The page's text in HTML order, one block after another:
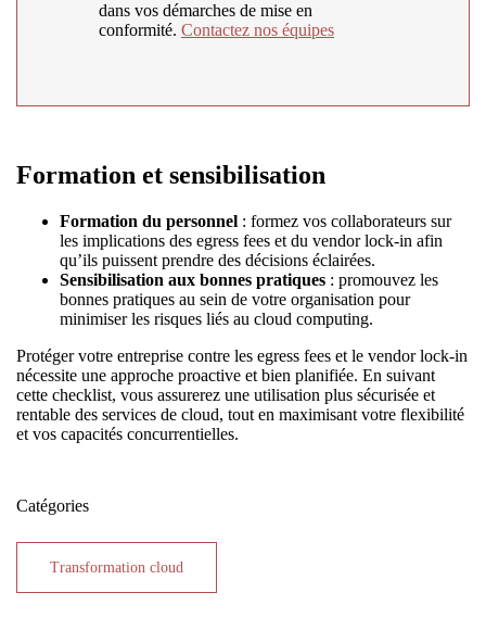
dans vos démarches de mise en
conformité. Contactez nos équipes
Formation et sensibilisation
Formation du personnel : formez vos collaborateurs sur
les implications des egress fees et du vendor lock-in afin
qu’ils puissent prendre des décisions éclairées.
Sensibilisation aux bonnes pratiques : promouvez les
bonnes pratiques au sein de votre organisation pour
minimiser les risques liés au cloud computing.
Protéger votre entreprise contre les egress fees et le vendor lock-in
nécessite une approche proactive et bien planifiée. En suivant
cette checklist, vous assurerez une utilisation plus sécurisée et
rentable des services de cloud, tout en maximisant votre flexibilité
et vos capacités concurrentielles.
Catégories
Transformation cloud